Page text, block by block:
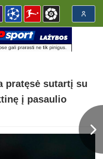
pratęsė sutartį su
į pasaulio